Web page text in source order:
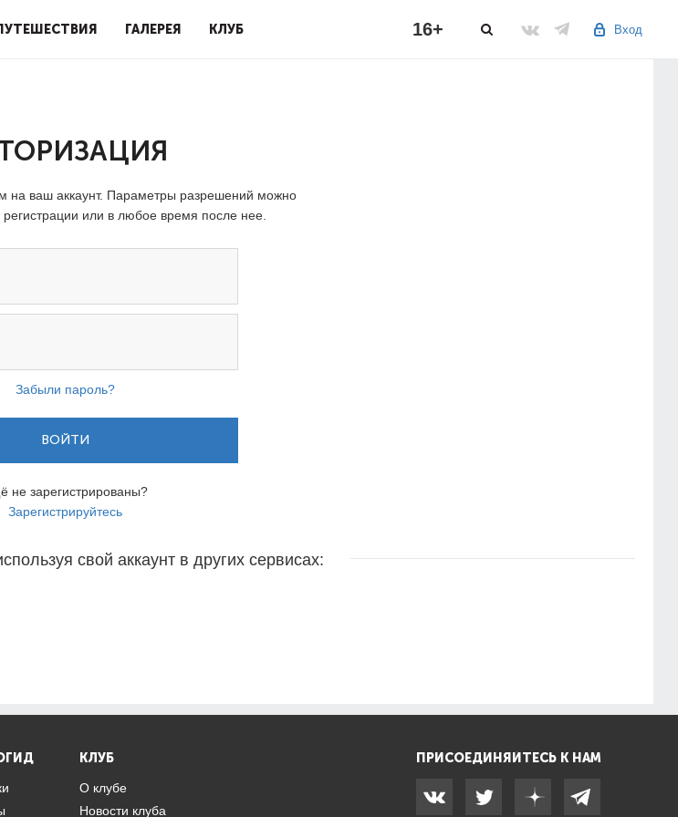
ГАЛЕРЕЯ КЛУБ Вход
16+
на ваш аккаунт. Параметры разрешений можно
регистрации или в любое время после нее.
Забыли пароль?
ВОЙТИ
не зарегистрированы?
Зарегистрируйтесь
свой аккаунт в других сервисах:
КЛУБ
О клубе
Новости клуба
ПРИСОЕДИНЯЙТЕСЬ К НАМ